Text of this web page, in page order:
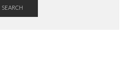
SEARCH